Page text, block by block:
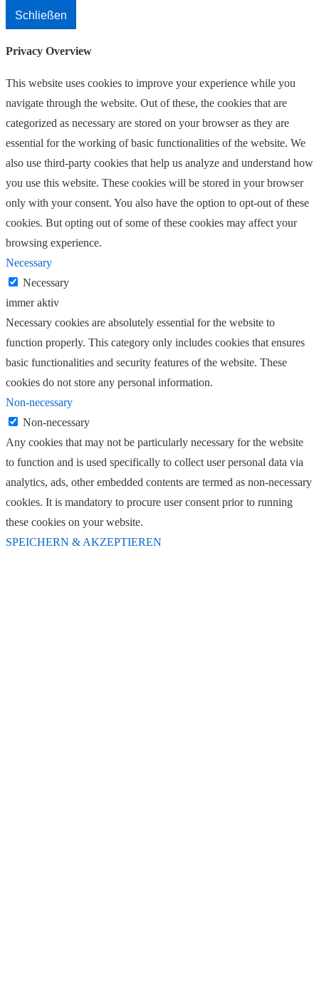
Schließen
Privacy Overview
This website uses cookies to improve your experience while you
navigate through the website. Out of these, the cookies that are
categorized as necessary are stored on your browser as they are
essential for the working of basic functionalities of the website. We
also use third-party cookies that help us analyze and understand how
you use this website. These cookies will be stored in your browser
only with your consent. You also have the option to opt-out of these
cookies. But opting out of some of these cookies may affect your
browsing experience.
Necessary
Necessary
immer aktiv
Necessary cookies are absolutely essential for the website to
function properly. This category only includes cookies that ensures
basic functionalities and security features of the website. These
cookies do not store any personal information.
Non-necessary
Non-necessary
Any cookies that may not be particularly necessary for the website
to function and is used specifically to collect user personal data via
analytics, ads, other embedded contents are termed as non-necessary
cookies. It is mandatory to procure user consent prior to running
these cookies on your website.
SPEICHERN & AKZEPTIEREN